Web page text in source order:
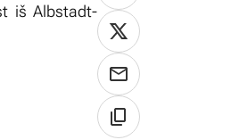
iš Albstadt-